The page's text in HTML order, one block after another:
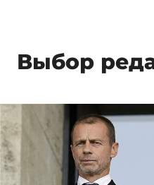
Выбор